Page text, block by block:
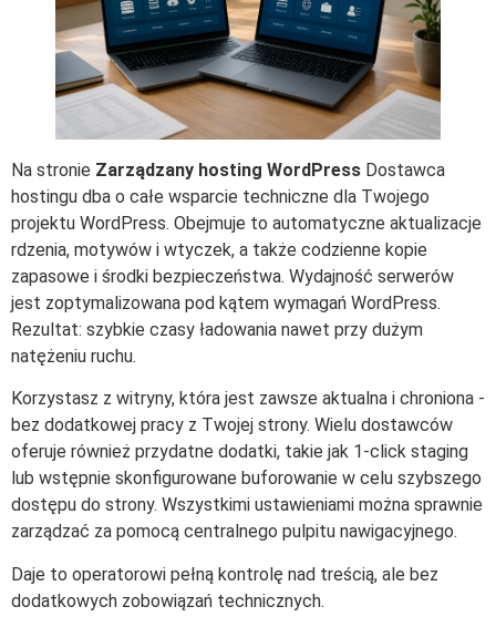
Na stronie Zarządzany hosting WordPress Dostawca
hostingu dba o całe wsparcie techniczne dla Twojego
projektu WordPress. Obejmuje to automatyczne aktualizacje
rdzenia, motywów i wtyczek, a także codzienne kopie
zapasowe i środki bezpieczeństwa. Wydajność serwerów
jest zoptymalizowana pod kątem wymagań WordPress.
Rezultat: szybkie czasy ładowania nawet przy dużym
natężeniu ruchu.
Korzystasz z witryny, która jest zawsze aktualna i chroniona -
bez dodatkowej pracy z Twojej strony. Wielu dostawców
oferuje również przydatne dodatki, takie jak 1-click staging
lub wstępnie skonfigurowane buforowanie w celu szybszego
dostępu do strony. Wszystkimi ustawieniami można sprawnie
zarządzać za pomocą centralnego pulpitu nawigacyjnego.
Daje to operatorowi pełną kontrolę nad treścią, ale bez
dodatkowych zobowiązań technicznych.